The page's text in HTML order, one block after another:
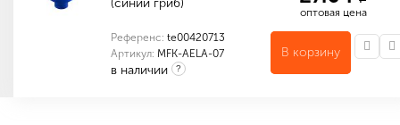
(синий гриб)
Референс: te00420713
Артикул: MFK-AELA-07
в наличии ?
оптовая цена
В корзину